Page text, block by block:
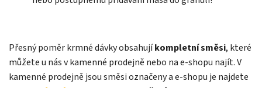
Přesný poměr krmné dávky obsahujíkompletní směsi, které
můžete u nás v kamenné prodejně nebo na e-shopu najít. V
kamenné prodejně jsou směsi označeny a e-shopu je najdete